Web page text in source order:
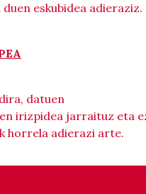
eskubidea adieraziz.
datuen
irizpidea jarraituz eta
horrela adierazi arte.